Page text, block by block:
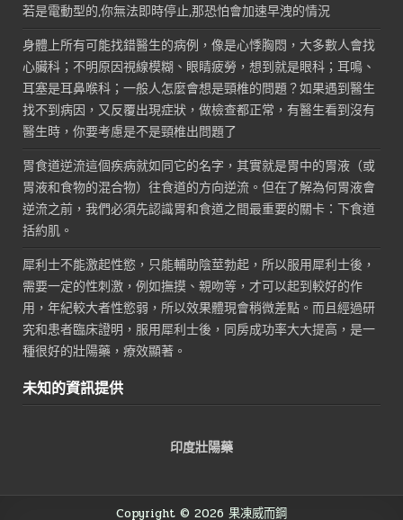
若是電動型的,你無法即時停止,那恐怕會加速早洩的情況
身體上所有可能找錯醫生的病例，像是心悸胸悶，大多數人會找
心臟科；不明原因視線模糊、眼睛疲勞，想到就是眼科；耳鳴、
耳塞是耳鼻喉科；一般人怎麼會想是頸椎的問題？如果遇到醫生
找不到病因，又反覆出現症狀，做檢查都正常，有醫生看到沒有
醫生時，你要考慮是不是頸椎出問題了
胃食道逆流這個疾病就如同它的名字，其實就是胃中的胃液（或
胃液和食物的混合物）往食道的方向逆流。但在了解為何胃液會
逆流之前，我們必須先認識胃和食道之間最重要的關卡：下食道
括約肌。
犀利士不能激起性慾，只能輔助陰莖勃起，所以服用犀利士後，
需要一定的性刺激，例如撫摸、親吻等，才可以起到較好的作
用，年紀較大者性慾弱，所以效果體現會稍微差點。而且經過研
究和患者臨床證明，服用犀利士後，同房成功率大大提高，是一
種很好的壯陽藥，療效顯著。
未知的資訊提供
印度壯陽藥
Copyright © 2026 果凍威而鋼